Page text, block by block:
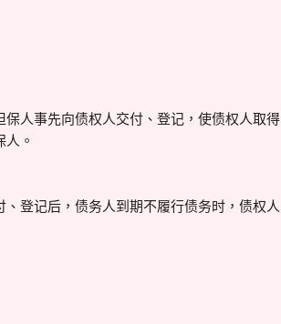
人事先向债权人交付、登记，使债权人取得
。
登记后，债务人到期不履行债务时，债权人